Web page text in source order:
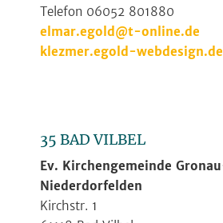
Telefon 06052 801880
elmar.egold@t-online.de
klezmer.egold-webdesign.de
35 BAD VILBEL
Ev. Kirchengemeinde
Niederdorfelden
Kirchstr. 1